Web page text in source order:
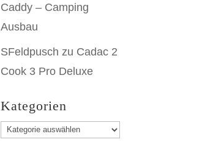
Caddy – Camping
Ausbau
SFeldpusch zu Cadac 2
Cook 3 Pro Deluxe
Kategorien
Kategorien